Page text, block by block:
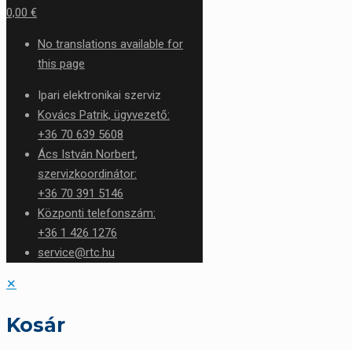
0,00 €
No translations available for
this page
Ipari elektronikai szerviz
Kovács Patrik, ügyvezető:
+36 70 639 5608
Ács István Norbert,
szervizkoordinátor:
+36 70 391 5146
Központi telefonszám:
+36 1 426 1276
service@rtc.hu
✕
Kosár